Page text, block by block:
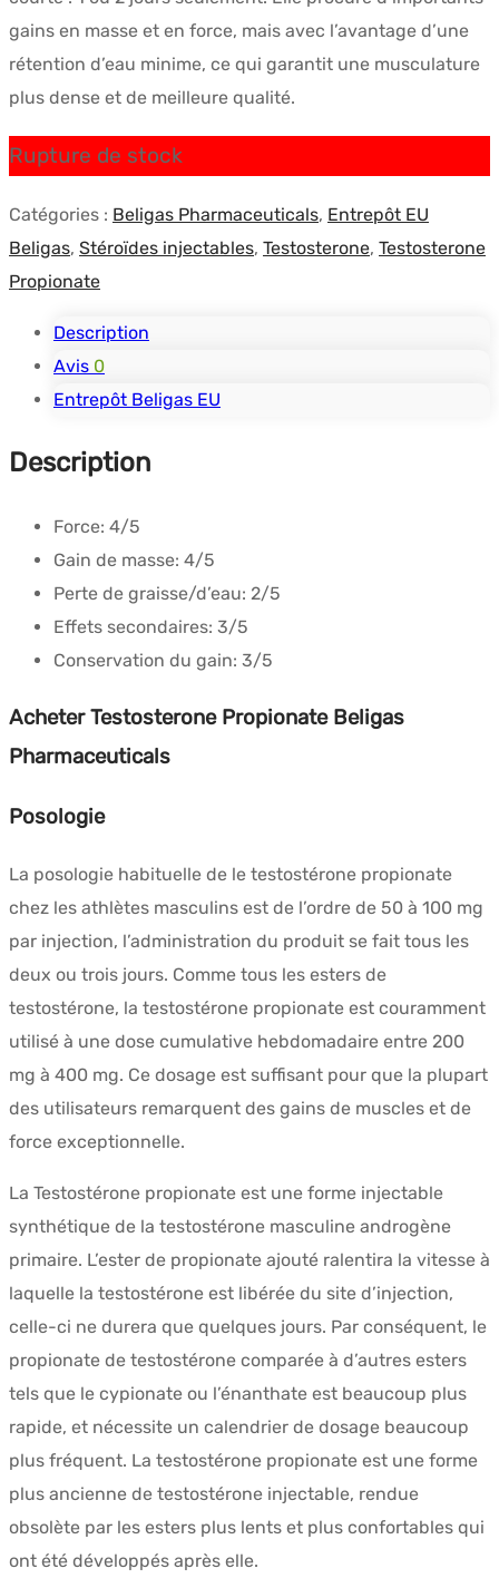
gains en masse et en force, mais avec l’avantage d’une
rétention d’eau minime, ce qui garantit une musculature
plus dense et de meilleure qualité.
Rupture de stock
Catégories : Beligas Pharmaceuticals, Entrepôt EU
Beligas, Stéroïdes injectables, Testosterone, Testosterone
Propionate
Description
Avis 0
Entrepôt Beligas EU
Description
Force: 4/5
Gain de masse: 4/5
Perte de graisse/d’eau: 2/5
Effets secondaires: 3/5
Conservation du gain: 3/5
Acheter Testosterone Propionate Beligas
Pharmaceuticals
Posologie
La posologie habituelle de le testostérone propionate
chez les athlètes masculins est de l’ordre de 50 à 100 mg
par injection, l’administration du produit se fait tous les
deux ou trois jours. Comme tous les esters de
testostérone, la testostérone propionate est couramment
utilisé à une dose cumulative hebdomadaire entre 200
mg à 400 mg. Ce dosage est suffisant pour que la plupart
des utilisateurs remarquent des gains de muscles et de
force exceptionnelle.
La Testostérone propionate est une forme injectable
synthétique de la testostérone masculine androgène
primaire. L’ester de propionate ajouté ralentira la vitesse à
laquelle la testostérone est libérée du site d’injection,
celle-ci ne durera que quelques jours. Par conséquent, le
propionate de testostérone comparée à d’autres esters
tels que le cypionate ou l’énanthate est beaucoup plus
rapide, et nécessite un calendrier de dosage beaucoup
plus fréquent. La testostérone propionate est une forme
plus ancienne de testostérone injectable, rendue
obsolète par les esters plus lents et plus confortables qui
ont été développés après elle.